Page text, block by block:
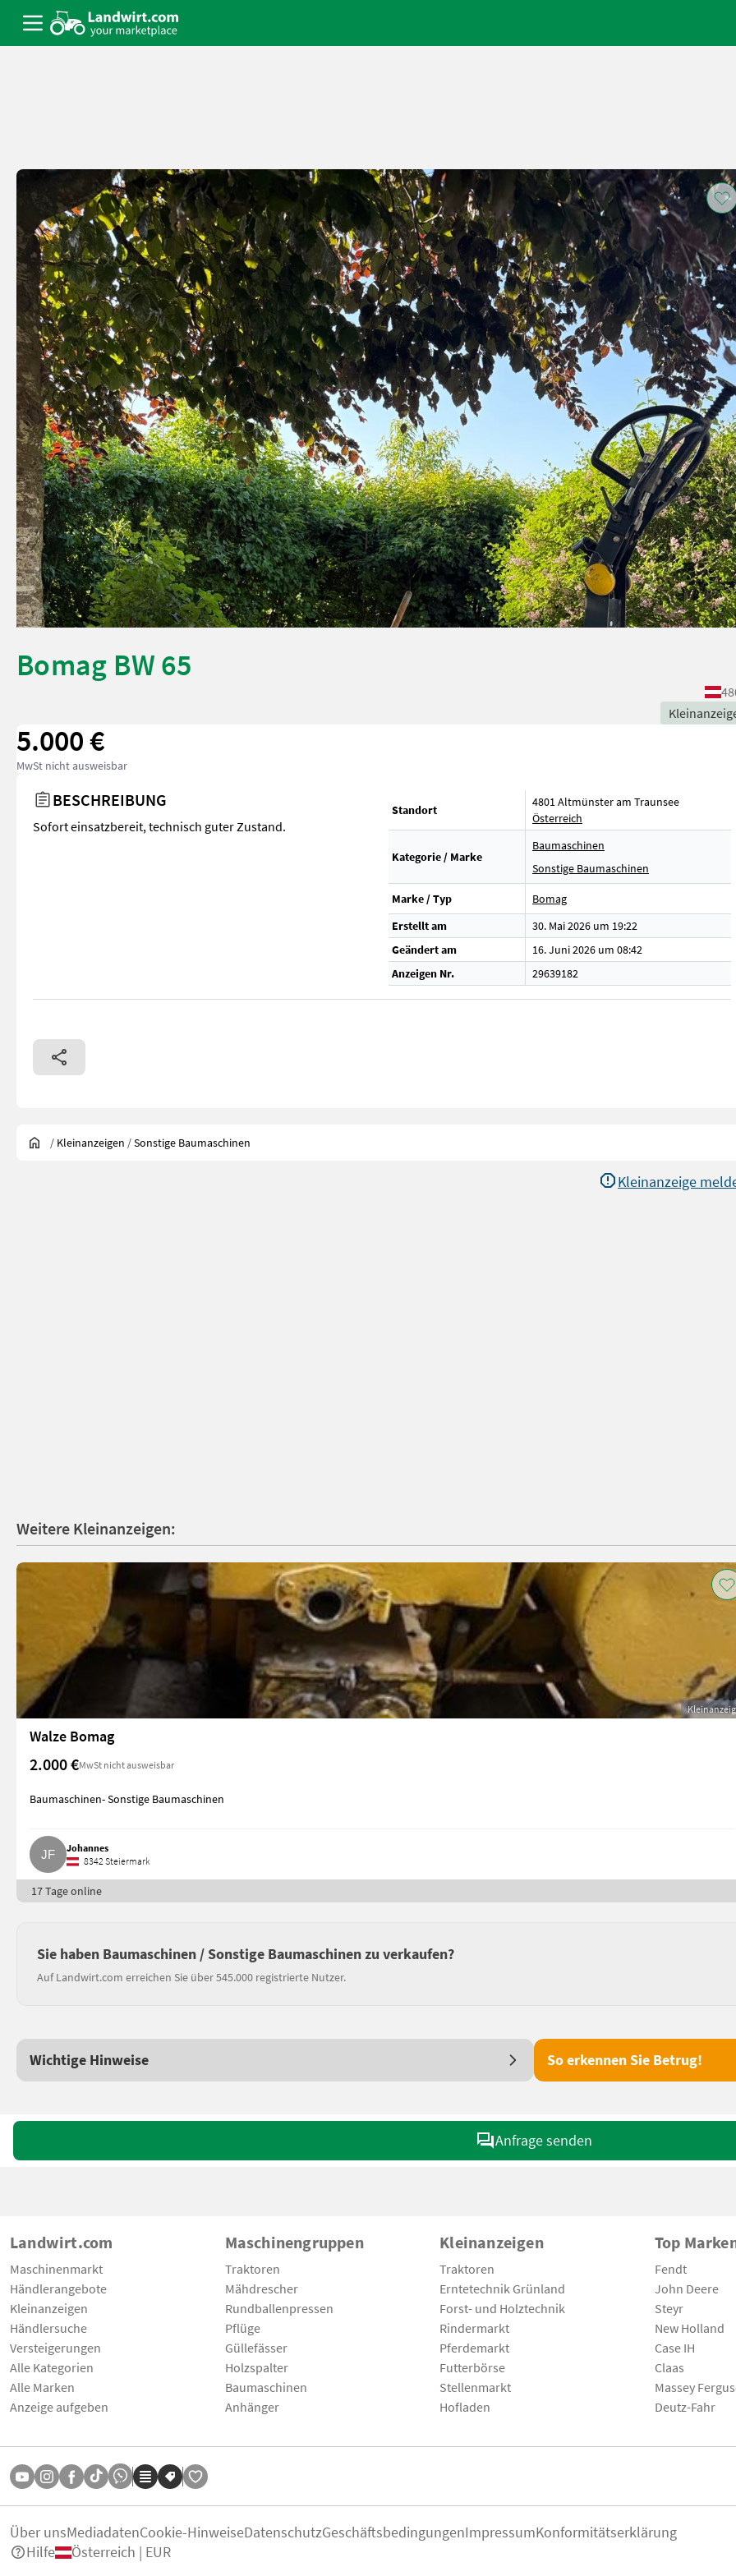
Bomag BW 65
5.000 €
MwSt nicht ausweisbar
BESCHREIBUNG
Sofort einsatzbereit, technisch guter Zustand.
Standort
4801 Altmünster am Traunsee
Österreich
Kategorie / Marke
Baumaschinen
Sonstige Baumaschinen
Marke / Typ
Bomag
Erstellt am
30. Mai 2026 um 19:22
Geändert am
16. Juni 2026 um 08:42
Anzeigen Nr.
29639182
/ Kleinanzeigen /Sonstige Baumaschinen
Kleinanzeige
Weitere Kleinanzeigen:
Walze Bomag
2.000 €MwSt nicht ausweisbar
Baumaschinen- Sonstige Baumaschinen
Johannes
8342 Steiermark
17 Tage online
Sie haben Baumaschinen / Sonstige Baumaschinen zu verkaufen?
Auf Landwirt.com erreichen Sie über 545.000 registrierte Nutzer.
Wichtige Hinweise So erkennen Sie Betrug!
Anfrage senden
Landwirt.com
Maschinenmarkt
Händlerangebote
Kleinanzeigen
Händlersuche
Versteigerungen
Alle Kategorien
Alle Marken
Anzeige aufgeben
Maschinengruppen
Traktoren
Mähdrescher
Rundballenpressen
Pflüge
Güllefässer
Holzspalter
Baumaschinen
Anhänger
Kleinanzeigen
Traktoren
Erntetechnik Grünland
Forst- und Holztechnik
Rindermarkt
Pferdemarkt
Futterbörse
Stellenmarkt
Hofladen
Top
Fendt
John Deere
Steyr
New Holland
Case IH
Claas
Massey
Deutz-Fahr
Über unsMediadatenCookie-HinweiseDatenschutzGeschäftsbedingungenImpressumKonformitätserklärung
Hilfe
Österreich | EUR